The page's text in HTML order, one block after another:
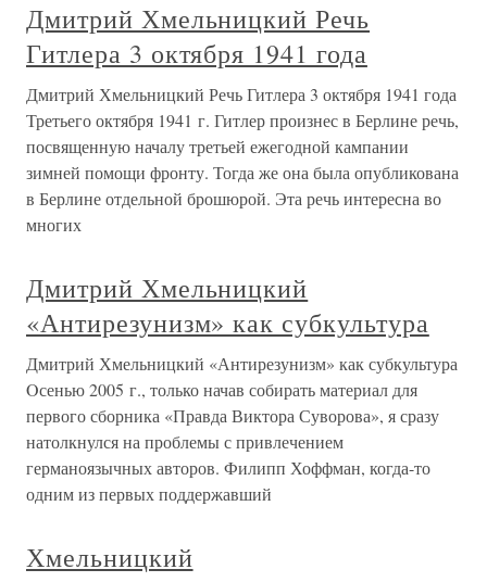
Дмитрий Хмельницкий Речь
Гитлера 3 октября 1941 года
Дмитрий Хмельницкий Речь Гитлера 3 октября 1941 года
Третьего октября 1941 г. Гитлер произнес в Берлине речь,
посвященную началу третьей ежегодной кампании
зимней помощи фронту. Тогда же она была опубликована
в Берлине отдельной брошюрой. Эта речь интересна во
многих
Дмитрий Хмельницкий
«Антирезунизм» как субкультура
Дмитрий Хмельницкий «Антирезунизм» как субкультура
Oсенью 2005 г., только начав собирать материал для
первого сборника «Правда Виктора Суворова», я сразу
натолкнулся на проблемы с привлечением
германоязычных авторов. Филипп Хоффман, когда-то
одним из первых поддержавший
Хмельницкий